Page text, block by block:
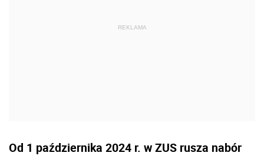
Od 1 października 2024 r. w ZUS rusza nabór